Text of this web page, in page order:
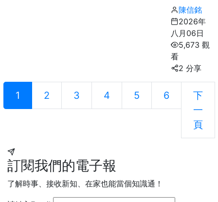
陳信銘
2026年
八月06日
5,673 觀
看
2 分享
1 2 3 4 5 6
下
一
頁
訂閱我們的電子報
了解時事、接收新知、在家也能當個知識通！